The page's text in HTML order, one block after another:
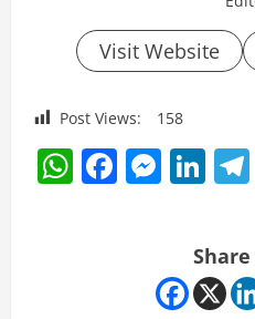
Visit Website
Post Views: 158
WhatsApp